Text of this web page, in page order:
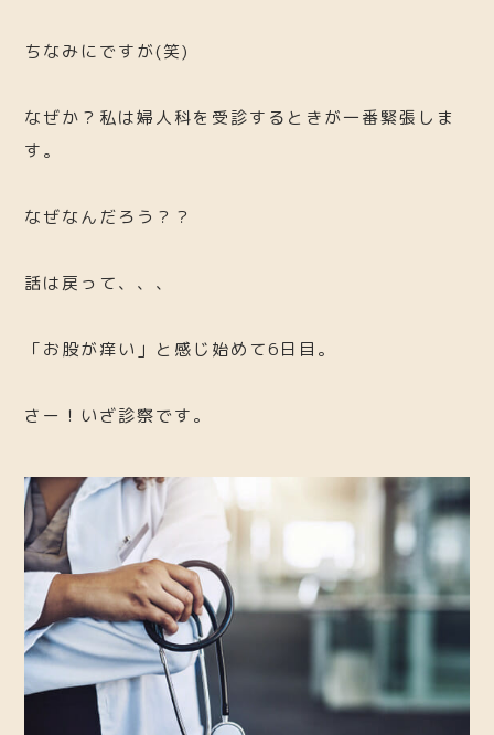
ちなみにですが(笑)
なぜか？私は婦人科を受診するときが一番緊張しま
す。
なぜなんだろう？？
話は戻って、、、
「お股が痒い」と感じ始めて6日目。
さー！いざ診察です。